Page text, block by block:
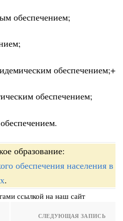
обеспечением;
обеспечением;+
обеспечением;
образование:
обеспечения населения в
.
ссылкой на наш сайт
СЛЕДУЮЩАЯ ЗАПИСЬ